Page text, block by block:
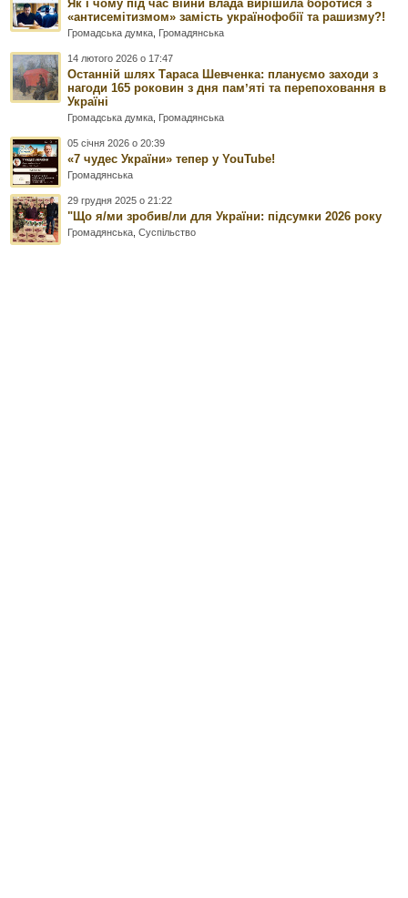
Як і чому під час війни влада вирішила боротися з
«антисемітизмом» замість українофобії та рашизму?!
Громадська думка Громадянська
14 лютого 2026 о 17:47
Останній шлях Тараса Шевченка: плануємо заходи з
нагоди 165 роковин з дня памʼяті та перепоховання в
Україні
Громадська думка Громадянська
05 січня 2026 о 20:39
«7 чудес України» тепер у YouTube!
Громадянська
29 грудня 2025 о 21:22
"Що я/ми зробив/ли для України: підсумки 2026 року
Громадянська ,Суспільство